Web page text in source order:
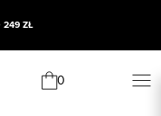
249 ZŁ
0